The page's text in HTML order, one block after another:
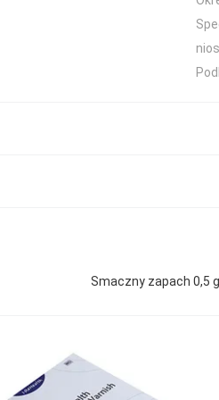
Smaczny zapach 0,5